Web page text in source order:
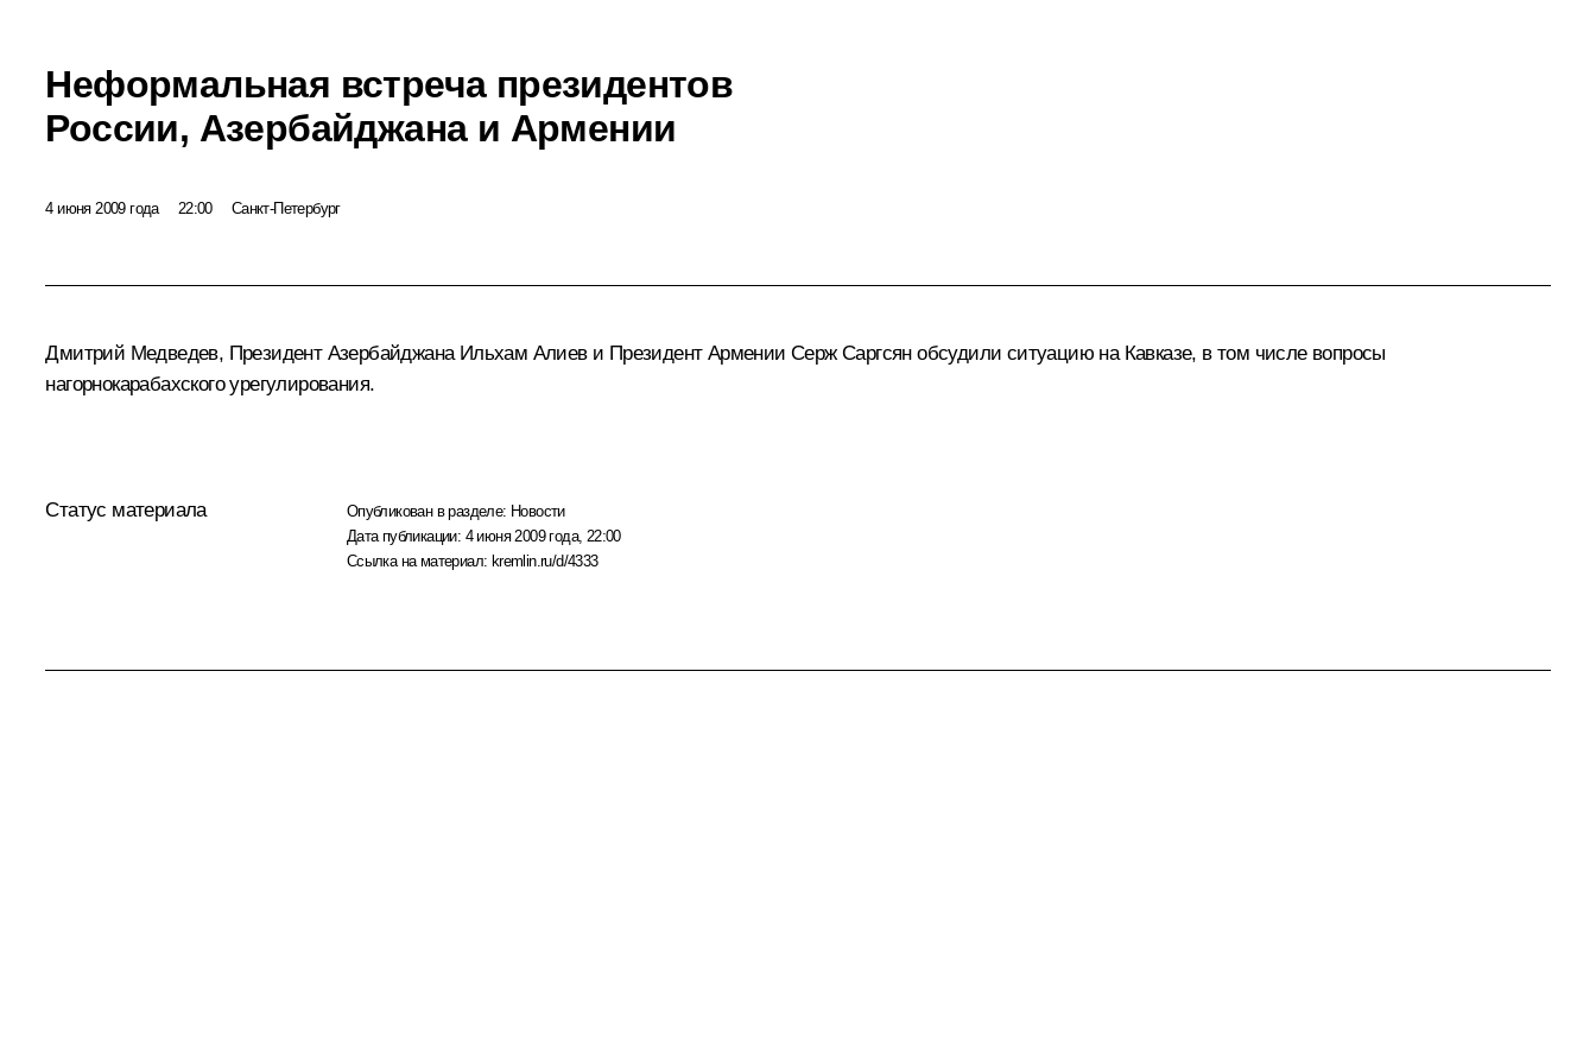
Неформальная встреча президентов
России, Азербайджана и Армении
4 июня 2009 года 22:00 Санкт-Петербург
Дмитрий Медведев, Президент Азербайджана Ильхам Алиеви Президент АрменииСерж Саргсянобсудили ситуацию на Кавказе, в том числе вопросы
нагорнокарабахского урегулирования.
Статус материала Опубликован в разделе: Новости
Дата публикации: 4 июня 2009 года, 22:00
Ссылка на материал: kremlin.ru/d/4333